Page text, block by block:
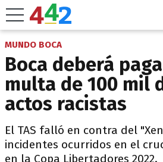
MUNDO BOCA
Boca deberá
multa de 100 mil
actos racistas
El TAS falló en contra del
incidentes ocurridos en el
en la Copa Libertadores 2022.